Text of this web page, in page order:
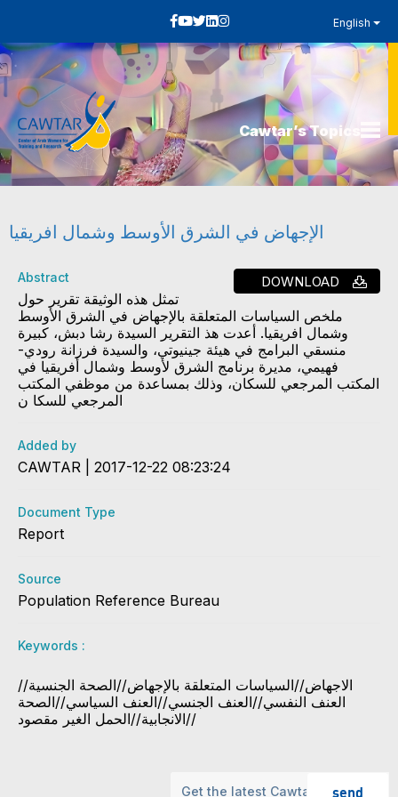
English
Cawtar’s Topics
الإجهاض في الشرق الأوسط وشمال افريقيا
DOWNLOAD
Abstract
تمثل هذه الوثيقة تقرير حول
ملخص السياسات المتعلقة بالإجهاض في الشرق الأوسط
وشمال افريقيا. أعدت هذ التقرير السيدة رشا دبش، كبيرة
منسقي البرامج في هيئة جينيوتي، والسيدة فرزانة رودي-
فهيمي، مديرة برنامج الشرق لأوسط وشمال أفريقيا في
المكتب المرجعي للسكان، وذلك بمساعدة من موظفي المكتب
المرجعي للسكا ن
Added by
CAWTAR | 2017-12-22 08:23:24
Document Type
Report
Source
Population Reference Bureau
Keywords :
الاجهاض//السياسات المتعلقة بالإجهاض//الصحة الجنسية//
العنف النفسي//العنف الجنسي//العنف السياسي//الصحة
الانجابية//الحمل الغير مقصود//
send